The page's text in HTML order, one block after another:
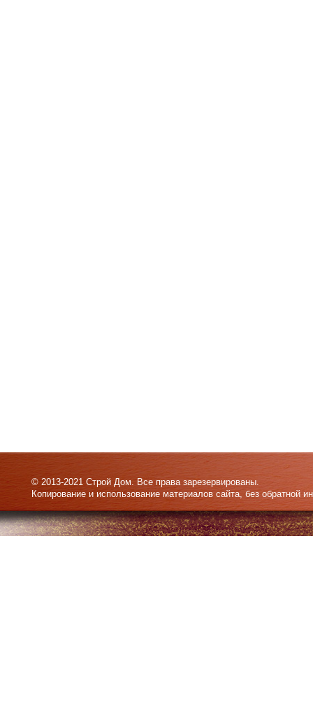
© 2013-2021 Строй Дом. Все права зарезервированы.
Копирование и использование материалов сайта, без обратной